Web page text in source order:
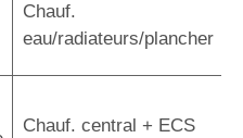
Chauf.
eau/radiateurs/plancher
Chauf. central + ECS